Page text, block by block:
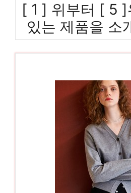
[ 1 ] 위부터 [ 5 ]
있는 제품을 소